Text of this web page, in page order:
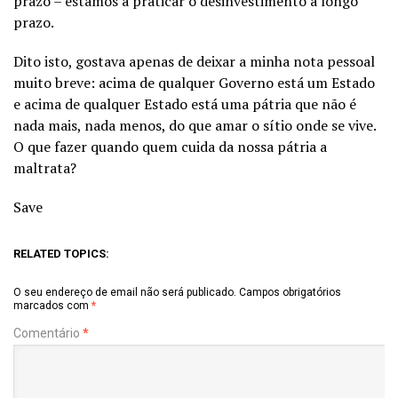
prazo.
Dito isto, gostava apenas de deixar a minha nota pessoal
muito breve: acima de qualquer Governo está um Estado
e acima de qualquer Estado está uma pátria que não é
nada mais, nada menos, do que amar o sítio onde se vive.
O que fazer quando quem cuida da nossa pátria a
maltrata?
Save
RELATED TOPICS:
O seu endereço de email não será publicado. Campos obrigatórios
marcados com *
Comentário *